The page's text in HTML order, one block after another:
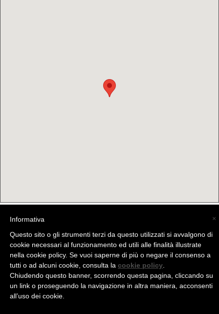
(C) La Valtellina - info@la-valtellina.com -
×
Informativa
Questo sito o gli strumenti terzi da questo utilizzati si avvalgono di
cookie necessari al funzionamento ed utili alle finalità illustrate
nella cookie policy. Se vuoi saperne di più o negare il consenso a
tutti o ad alcuni cookie, consulta la cookie policy
Chiudendo questo banner, scorrendo questa pagina, cliccando su
un link o proseguendo la navigazione in altra maniera, acconsenti
all’uso dei cookie.